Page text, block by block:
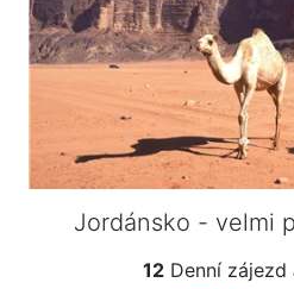
Jordánsko - velmi
12Denní zájezd